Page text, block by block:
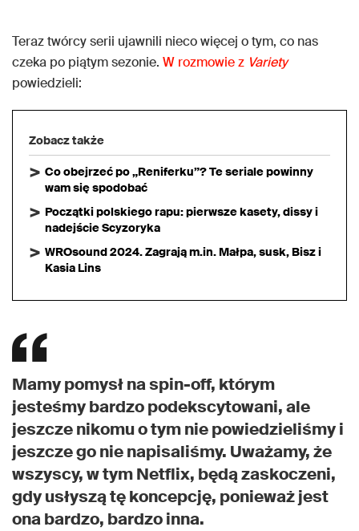
Teraz twórcy serii ujawnili nieco więcej o tym, co nas
czeka po piątym sezonie. W rozmowie z Variety
powiedzieli:
Zobacz także
Co obejrzeć po „Reniferku”? Te seriale powinny
wam się spodobać
Początki polskiego rapu: pierwsze kasety, dissy i
nadejście Scyzoryka
WROsound 2024. Zagrają m.in. Małpa, susk, Bisz i
Kasia Lins
Mamy pomysł na spin-off, którym
jesteśmy bardzo podekscytowani, ale
jeszcze nikomu o tym nie powiedzieliśmy i
jeszcze go nie napisaliśmy. Uważamy, że
wszyscy, w tym Netflix, będą zaskoczeni,
gdy usłyszą tę koncepcję, ponieważ jest
ona bardzo, bardzo inna.